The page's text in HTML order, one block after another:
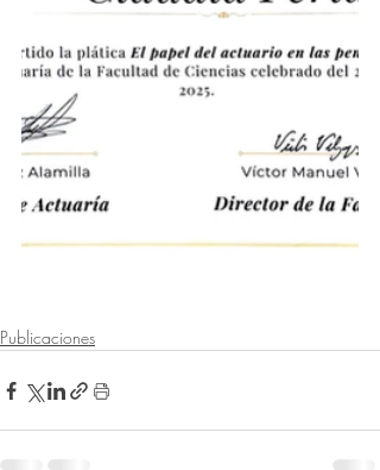
Publicaciones